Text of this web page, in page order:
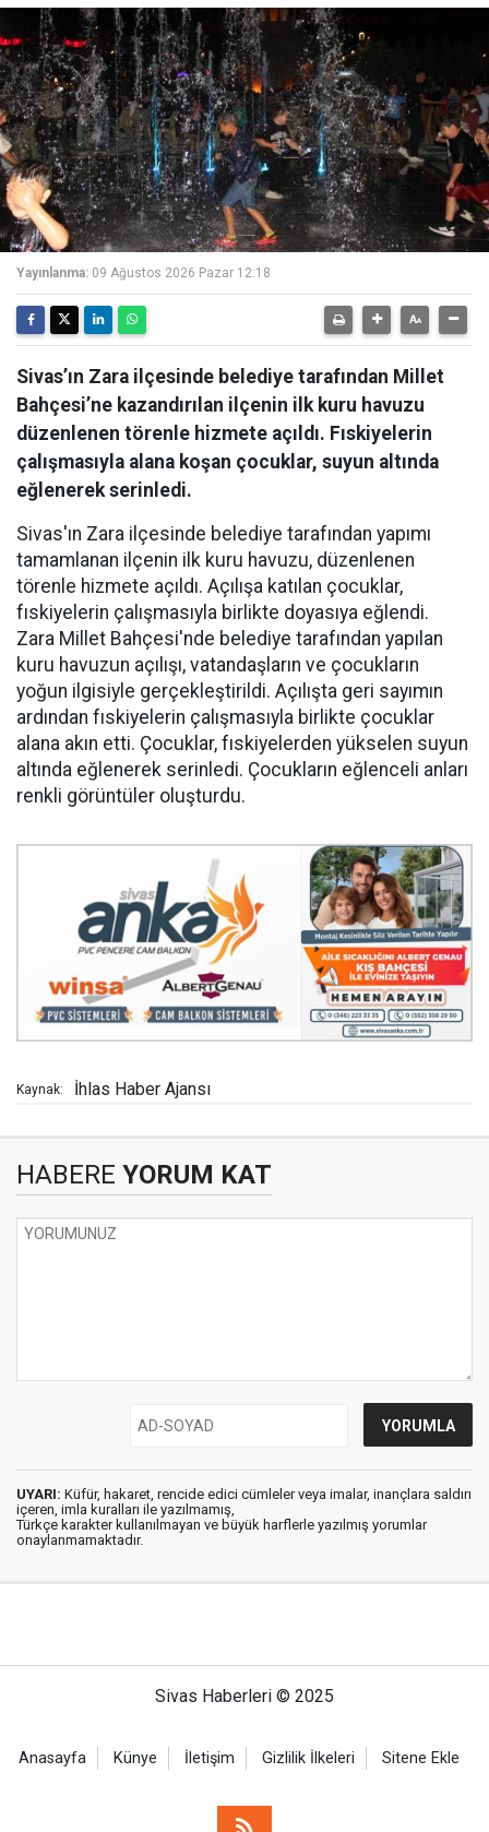
Yayınlanma: 09 Ağustos 2026 Pazar 12:18
Sivas’ın Zara ilçesinde belediye tarafından Millet
Bahçesi’ne kazandırılan ilçenin ilk kuru havuzu
düzenlenen törenle hizmete açıldı. Fıskiyelerin
çalışmasıyla alana koşan çocuklar, suyun altında
eğlenerek serinledi.
Sivas'ın Zara ilçesinde belediye tarafından yapımı
tamamlanan ilçenin ilk kuru havuzu, düzenlenen
törenle hizmete açıldı. Açılışa katılan çocuklar,
fıskiyelerin çalışmasıyla birlikte doyasıya eğlendi.
Zara Millet Bahçesi'nde belediye tarafından yapılan
kuru havuzun açılışı, vatandaşların ve çocukların
yoğun ilgisiyle gerçekleştirildi. Açılışta geri sayımın
ardından fıskiyelerin çalışmasıyla birlikte çocuklar
alana akın etti. Çocuklar, fıskiyelerden yükselen suyun
altında eğlenerek serinledi. Çocukların eğlenceli anları
renkli görüntüler oluşturdu.
Kaynak: İhlas Haber Ajansı
HABERE YORUM KAT
UYARI: Küfür, hakaret, rencide edici cümleler veya imalar, inançlara saldırı
içeren, imla kuralları ile yazılmamış,
Türkçe karakter kullanılmayan ve büyük harflerle yazılmış yorumlar
onaylanmamaktadır.
Sivas Haberleri © 2025
Anasayfa Künye İletişim Gizlilik İlkeleri Sitene Ekle